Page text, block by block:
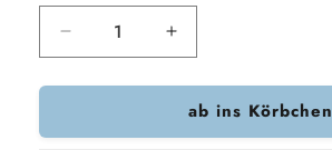
Verringere
die
Menge
Trixie
Erhöhe
die
Menge
für
Trixie
ab ins Körbchen